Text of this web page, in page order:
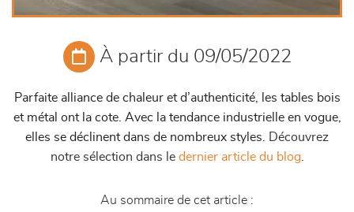
À partir du 09/05/2022
Parfaite alliance de chaleur et d’authenticité, les tables bois
et métal ont la cote. Avec la tendance industrielle en vogue,
elles se déclinent dans de nombreux styles.
Découvrez
notre sélection dans le dernier article du blog.
Au sommaire de cet article :